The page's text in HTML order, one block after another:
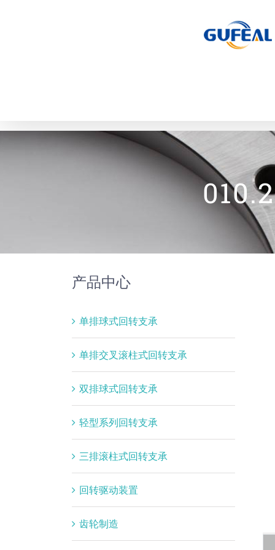
产品中心
单排球式回转支承
单排交叉滚柱式回转支承
双排球式回转支承
轻型系列回转支承
三排滚柱式回转支承
回转驱动装置
齿轮制造